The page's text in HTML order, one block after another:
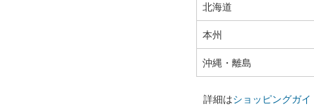
北海道
本州
沖縄・離島
詳細はショッピングガイ